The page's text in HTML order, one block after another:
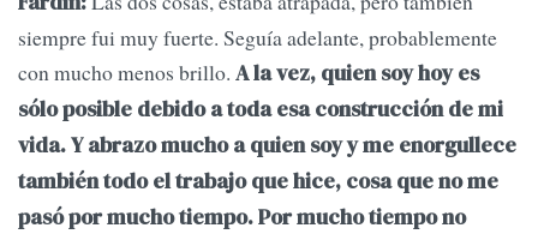
siempre fui muy fuerte. Seguía adelante, probablemente
con mucho menos brillo. A la vez, quien soy hoy es
sólo posible debido a toda esa construcción de mi
vida. Y abrazo mucho a quien soy y me enorgullece
también todo el trabajo que hice, cosa que no me
pasó por mucho tiempo. Por mucho tiempo no